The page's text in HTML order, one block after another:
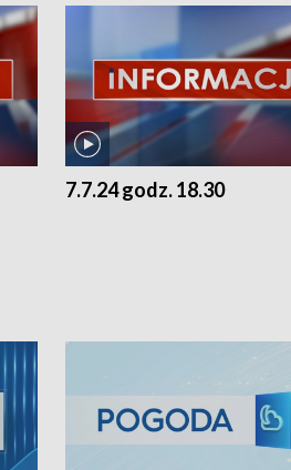
7.7.24 godz. 18.30